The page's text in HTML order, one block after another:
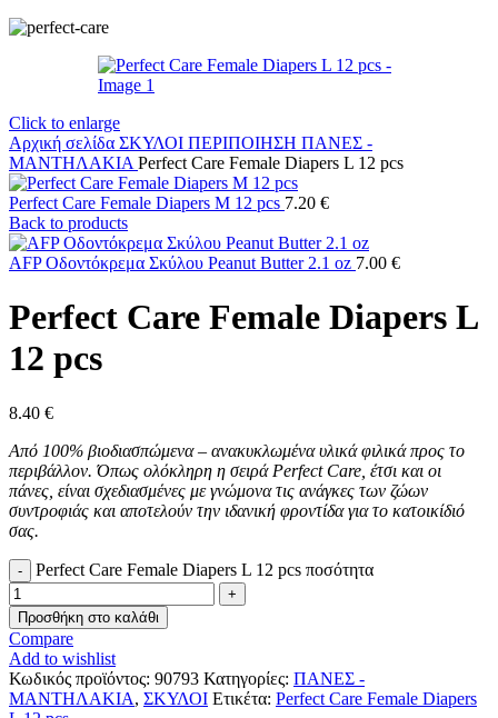
Click to enlarge
Αρχική σελίδα ΣΚΥΛΟΙ ΠΕΡΙΠΟΙΗΣΗ ΠΑΝΕΣ -
ΜΑΝΤΗΛΑΚΙΑ Perfect Care Female Diapers L 12 pcs
Perfect Care Female Diapers M 12 pcs 7.20 €
Back to products
AFP Οδοντόκρεμα Σκύλου Peanut Butter 2.1 oz 7.00 €
Perfect Care Female Diapers L
12 pcs
8.40 €
Από 100% βιοδιασπώμενα – ανακυκλωμένα υλικά φιλικά προς το
περιβάλλον. Όπως ολόκληρη η σειρά Perfect Care, έτσι και οι
πάνες, είναι σχεδιασμένες με γνώμονα τις ανάγκες των ζώων
συντροφιάς και αποτελούν την ιδανική φροντίδα για το κατοικίδιό
σας.
Perfect Care Female Diapers L 12 pcs ποσότητα
Προσθήκη στο καλάθι
Compare
Add to wishlist
Κωδικός προϊόντος: 90793 Κατηγορίες: ΠΑΝΕΣ -
ΜΑΝΤΗΛΑΚΙΑ, ΣΚΥΛΟΙ Ετικέτα: Perfect Care Female Diapers